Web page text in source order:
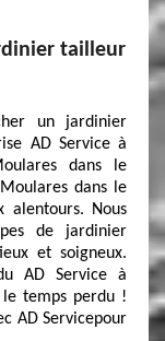
tailleur
un jardinier
AD Service à
dans le
dans le
alentours. Nous
de jardinier
et soigneux.
AD Service à
temps perdu !
AD Servicepour